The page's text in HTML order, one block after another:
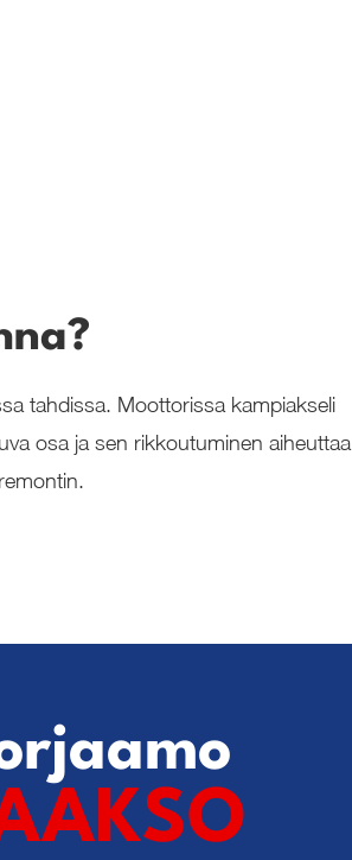
tahdissa. Moottorissa kampiakseli
osa ja sen rikkoutuminen aiheuttaa